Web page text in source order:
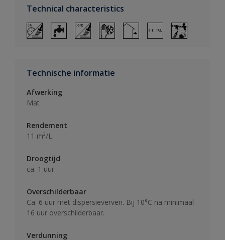
Technical characteristics
Technische informatie
Afwerking
Mat
Rendement
11 m²/L
Droogtijd
ca. 1 uur.
Overschilderbaar
Ca. 6 uur met dispersieverven. Bij 10°C na minimaal
16 uur overschilderbaar.
Verdunning